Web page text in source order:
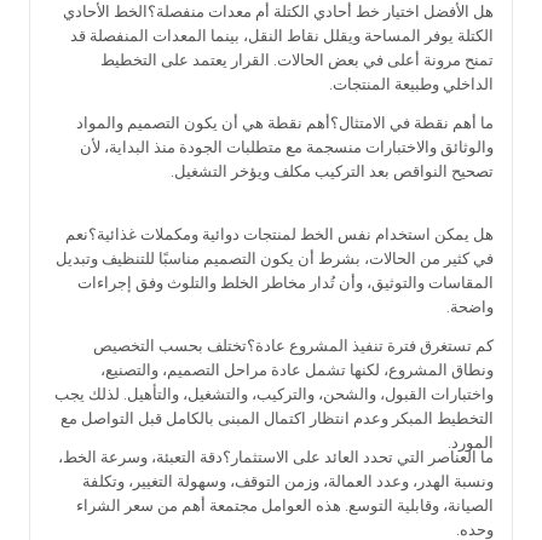
هل الأفضل اختيار خط أحادي الكتلة أم معدات منفصلة؟الخط الأحادي
الكتلة يوفر المساحة ويقلل نقاط النقل، بينما المعدات المنفصلة قد
تمنح مرونة أعلى في بعض الحالات. القرار يعتمد على التخطيط
الداخلي وطبيعة المنتجات.
ما أهم نقطة في الامتثال؟أهم نقطة هي أن يكون التصميم والمواد
والوثائق والاختبارات منسجمة مع متطلبات الجودة منذ البداية، لأن
تصحيح النواقص بعد التركيب مكلف ويؤخر التشغيل.
هل يمكن استخدام نفس الخط لمنتجات دوائية ومكملات غذائية؟نعم
في كثير من الحالات، بشرط أن يكون التصميم مناسبًا للتنظيف وتبديل
المقاسات والتوثيق، وأن تُدار مخاطر الخلط والتلوث وفق إجراءات
واضحة.
كم تستغرق فترة تنفيذ المشروع عادة؟تختلف بحسب التخصيص
ونطاق المشروع، لكنها تشمل عادة مراحل التصميم، والتصنيع،
واختبارات القبول، والشحن، والتركيب، والتشغيل، والتأهيل. لذلك يجب
التخطيط المبكر وعدم انتظار اكتمال المبنى بالكامل قبل التواصل مع
المورد.
ما العناصر التي تحدد العائد على الاستثمار؟دقة التعبئة، وسرعة الخط،
ونسبة الهدر، وعدد العمالة، وزمن التوقف، وسهولة التغيير، وتكلفة
الصيانة، وقابلية التوسع. هذه العوامل مجتمعة أهم من سعر الشراء
وحده.